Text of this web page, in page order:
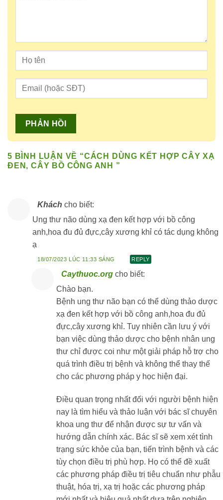
5 BÌNH LUẬN VỀ “CÁCH DÙNG KẾT HỢP CÂY XẠ
ĐEN, CÂY BỒ CÔNG ANH ”
Khách cho biết:
Ung thư não dùng xạ đen kết hợp với bồ công
anh,hoa đu đủ đực,cây xương khỉ có tác dụng không
ạ
18/07/2023 LÚC 11:33 SÁNG REPLY
Caythuoc.org cho biết:
Chào bạn.
Bệnh ung thư não bạn có thể dùng thảo dược
xạ đen kết hợp với bồ công anh,hoa đu đủ
đực,cây xương khỉ. Tuy nhiên cần lưu ý với
bạn việc dùng thảo dược cho bệnh nhân ung
thư chỉ được coi như một giải pháp hỗ trợ cho
quá trình điều trị bệnh và không thể thay thế
cho các phương pháp y học hiện đại.
Điều quan trọng nhất đối với người bệnh hiện
nay là tìm hiểu và thảo luận với bác sĩ chuyên
khoa ung thư để nhận được sự tư vấn và
hướng dẫn chính xác. Bác sĩ sẽ xem xét tình
trạng sức khỏe của bạn, tiến trình bệnh và các
tùy chọn điều trị phù hợp. Họ có thể đề xuất
các phương pháp điều trị tiêu chuẩn như phẫu
thuật, hóa trị, xạ trị hoặc các phương pháp